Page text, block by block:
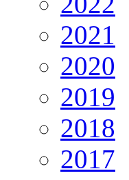
2021
2020
2019
2018
2017